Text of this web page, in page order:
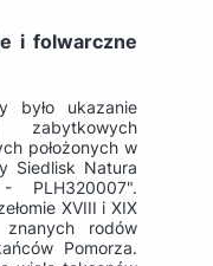
i folwarczne
było ukazanie
zabytkowych
położonych w
Siedlisk Natura
PLH320007".
XVIII i XIX
rodów
Pomorza.